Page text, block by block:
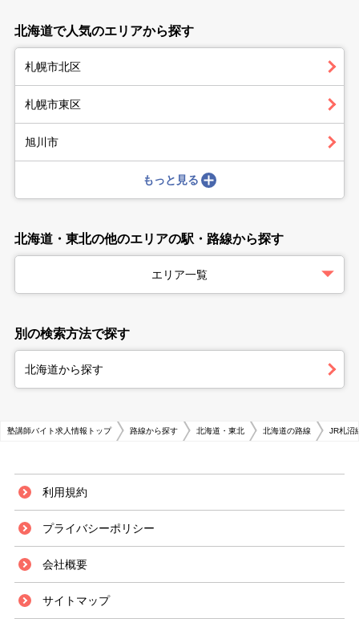
北海道で人気のエリアから探す
札幌市北区
札幌市東区
旭川市
もっと見る
北海道・東北の他のエリアの駅・路線から探す
エリア一覧
別の検索方法で探す
北海道から探す
塾講師バイト求人情報トップ 路線から探す 北海道・東北 北海道の路線 JR札沼
利用規約
プライバシーポリシー
会社概要
サイトマップ